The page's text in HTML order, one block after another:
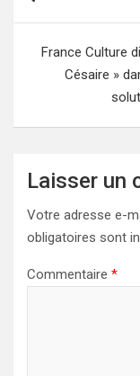
de
France Culture
Césaire »
Laisser un
Votre adresse e-
obligatoires sont
Commentaire *